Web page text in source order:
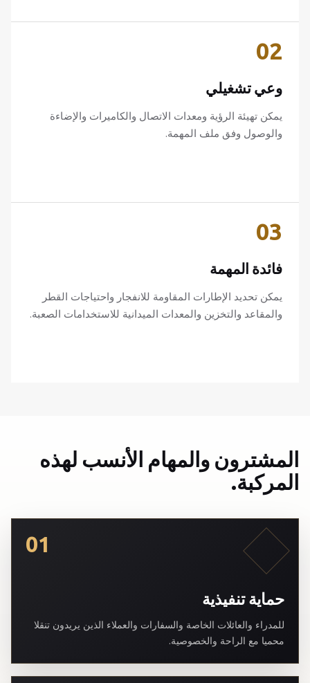
02
وعي تشغيلي
يمكن تهيئة الرؤية ومعدات الاتصال والكاميرات والإضاءة
والوصول وفق ملف المهمة.
03
فائدة المهمة
يمكن تحديد الإطارات المقاومة للانفجار واحتياجات القطر
والمقاعد والتخزين والمعدات الميدانية للاستخدامات الصعبة.
المشترون والمهام الأنسب لهذه
المركبة.
01
حماية تنفيذية
للمدراء والعائلات الخاصة والسفارات والعملاء الذين يريدون تنقلا
محميا مع الراحة والخصوصية.